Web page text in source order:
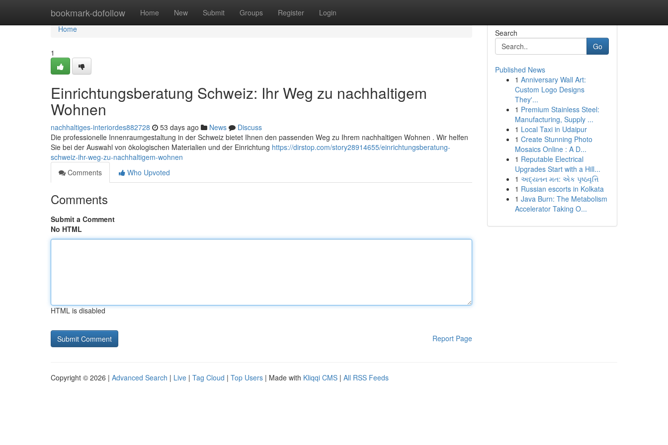
bookmark-dofollow Home New Submit Groups Register Login
Home
Home
1
Einrichtungsberatung Schweiz: Ihr Weg zu nachhaltigem
Wohnen
nachhaltiges-interiordes882728 53 days ago News
Discuss
Die professionelle Innenraumgestaltung in der Schweiz bietet Ihnen den passenden Weg zu Ihrem nachhaltigen Wohnen . Wir helfen
Sie bei der Auswahl von ökologischen Materialien und der Einrichtung https://dirstop.com/story28914655/einrichtungsberatung-
schweiz-ihr-weg-zu-nachhaltigem-wohnen
Comments
Who Upvoted
Comments
Submit a Comment
No HTML
HTML is disabled
Report Page
Search
Go
Published News
1 Anniversary Wall Art:
Custom Logo Designs
They'...
1 Premium Stainless Steel:
Manufacturing, Supply ...
1 Local Taxi in Udaipur
1 Create Stunning Photo
Mosaics Online : A D...
1 Reputable Electrical
Upgrades Start with a Hill...
1 અદ્યતન મત: એક પૃષ્ઠવૃત્તિ
1 Russian escorts in Kolkata
1 Java Burn: The Metabolism
Accelerator Taking O...
Copyright © 2026 | Advanced Search | Live | Tag Cloud | Top Users | Made with Kliqqi CMS | All RSS Feeds